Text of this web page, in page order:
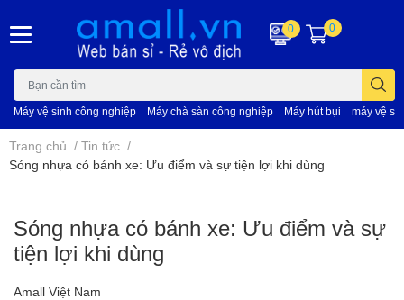
Máy vệ sinh công nghiệp Máy chà sàn công nghiệp Máy hút bụi máy vệ
0 0
Trang chủ / Tin tức /
Sóng nhựa có bánh xe: Ưu điểm và sự tiện lợi khi dùng
Sóng nhựa có bánh xe: Ưu điểm và sự
tiện lợi khi dùng
Amall Việt Nam